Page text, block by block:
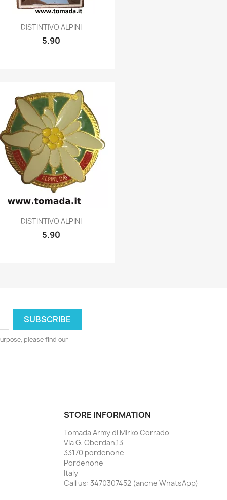
Quick view
DISTINTIVO ALPINI
5.90
Quick view
DISTINTIVO ALPINI
5.90
please find our
STORE INFORMATION
Tomada Army di Mirko Corrado
Via G. Oberdan,13
33170 pordenone
Pordenone
Italy
Call us: 3470307452 (anche WhatsApp)